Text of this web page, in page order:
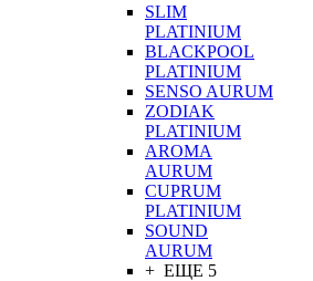
SLIM
PLATINIUM
BLACKPOOL
PLATINIUM
SENSO AURUM
ZODIAK
PLATINIUM
AROMA
AURUM
CUPRUM
PLATINIUM
SOUND
AURUM
+ ЕЩЕ 5